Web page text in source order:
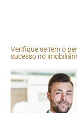
Verifique se tem o
sucesso no